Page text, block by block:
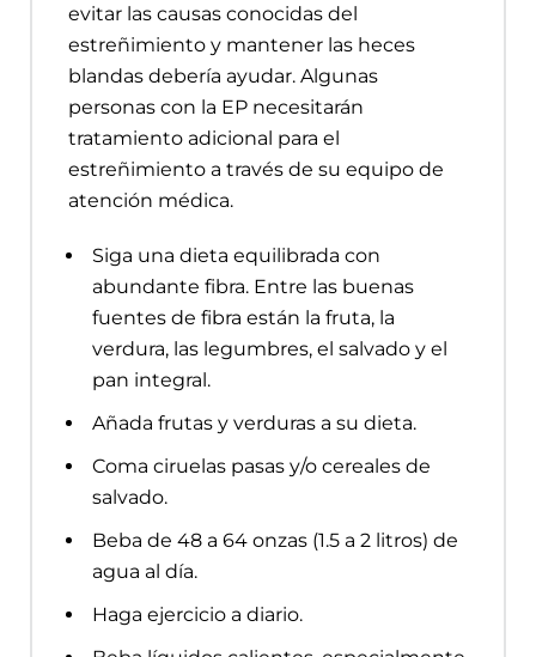
evitar las causas conocidas del
estreñimiento y mantener las heces
blandas debería ayudar. Algunas
personas con la EP necesitarán
tratamiento adicional para el
estreñimiento a través de su equipo de
atención médica.
Siga una dieta equilibrada con
abundante fibra. Entre las buenas
fuentes de fibra están la fruta, la
verdura, las legumbres, el salvado y el
pan integral.
Añada frutas y verduras a su dieta.
Coma ciruelas pasas y/o cereales de
salvado.
Beba de 48 a 64 onzas (1.5 a 2 litros) de
agua al día.
Haga ejercicio a diario.